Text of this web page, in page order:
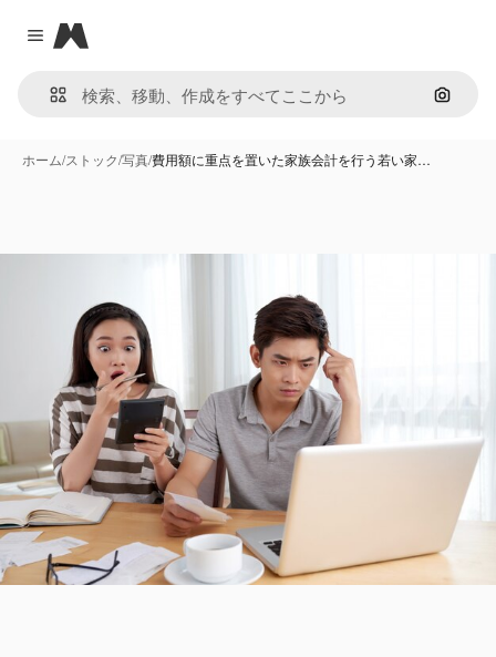
Close menu
Magnific
画像で
ホーム/ストック/写真/費用額に重点を置いた家族会計を行う若い家…